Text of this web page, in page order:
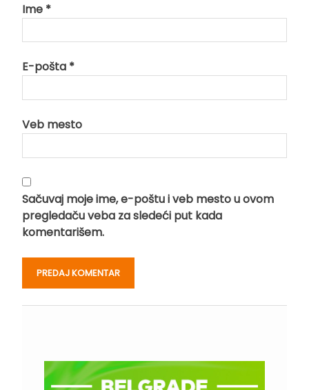
Ime *
E-pošta *
Veb mesto
Sačuvaj moje ime, e-poštu i veb mesto u ovom
pregledaču veba za sledeći put kada
komentarišem.